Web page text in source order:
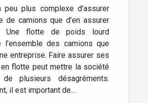
plus complexe d’assurer
de camions que d’en assurer
Une flotte de poids lourd
l’ensemble des camions que
entreprise. Faire assurer ses
flotte peut mettre la société
plusieurs désagréments.
il est important de...